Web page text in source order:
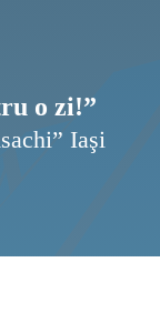
o zi!”
Iaşi